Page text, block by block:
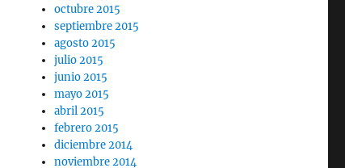
octubre 2015
septiembre 2015
agosto 2015
julio 2015
junio 2015
mayo 2015
abril 2015
febrero 2015
diciembre 2014
noviembre 2014